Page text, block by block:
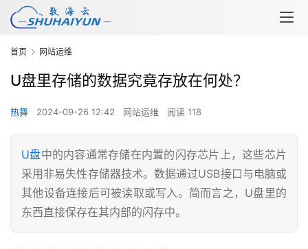
首页 网站运维
U盘里存储的数据究竟存放在何处？
热舞 2024-09-26 12:42 网站运维 阅读 118
U盘中的内容通常存储在内置的闪存芯片上，这些芯片
采用非易失性存储器技术。数据通过USB接口与电脑或
其他设备连接后可被读取或写入。简而言之，U盘里的
东西直接保存在其内部的闪存中。